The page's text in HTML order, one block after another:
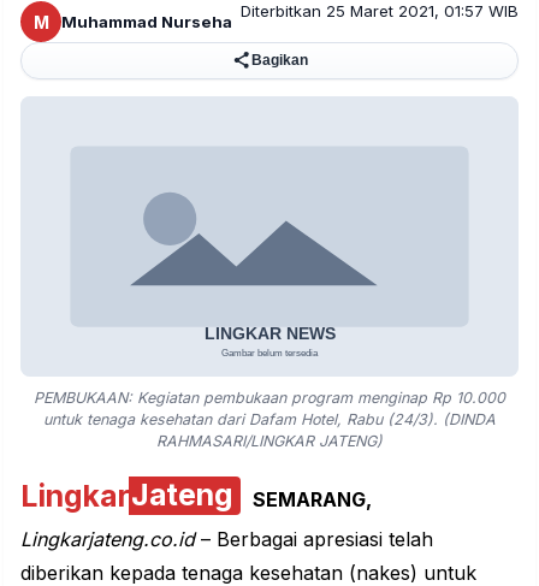
M Muhammad Nurseha
Diterbitkan 25 Maret 2021, 01:57 WIB
Bagikan
PEMBUKAAN: Kegiatan pembukaan program menginap Rp 10.000
untuk tenaga kesehatan dari Dafam Hotel, Rabu (24/3). (DINDA
RAHMASARI/LINGKAR JATENG)
LingkarJateng
SEMARANG,
Lingkarjateng.co.id– Berbagai apresiasi telah
diberikan kepada tenaga kesehatan (nakes) untuk